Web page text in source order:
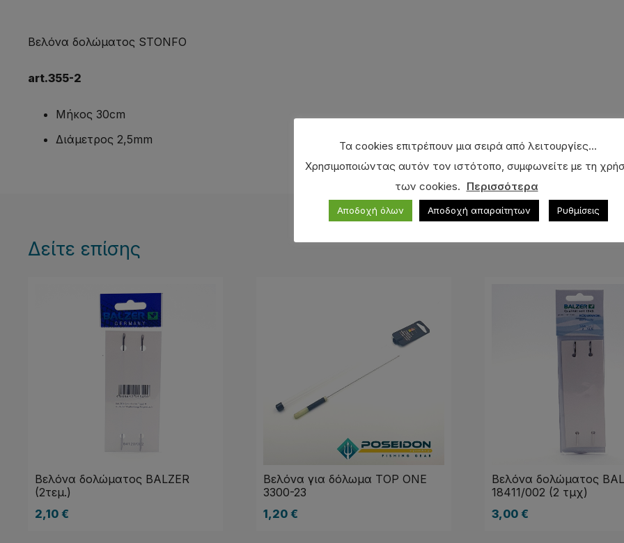
Βελόνα δολώματος STONFO
art.355-2
Μήκος 30cm
Διάμετρος 2,5mm
Δείτε επίσης
Βελόνα δολώματος BALZER
(2τεμ.)
2,10 €
Βελόνα για δόλωμα TOP ONE
3300-23
1,20 €
Βελόνα δολώματος
18411/002 (2 τμχ)
3,00 €
Τα cookies επιτρέπουν μια σειρά από λειτουργίες...
Χρησιμοποιώντας αυτόν τον ιστότοπο, συμφωνείτε με τη
των cookies. Περισσότερα
Αποδοχή όλων Αποδοχή απαραίτητων Ρυθμίσεις